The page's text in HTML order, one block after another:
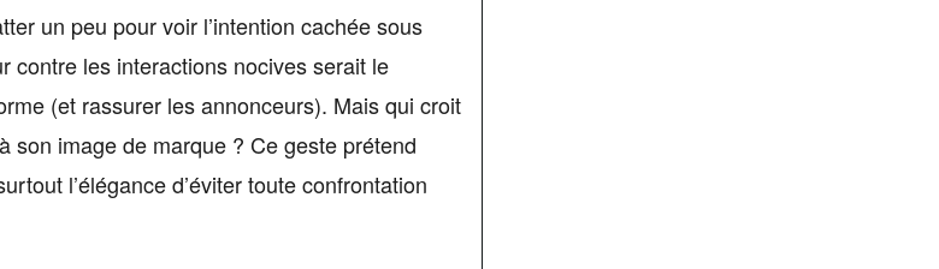
un peu pour voir l’intention cachée sous
contre les interactions nocives serait le
(et rassurer les annonceurs). Mais qui croit
son image de marque ? Ce geste prétend
l’élégance d’éviter toute confrontation